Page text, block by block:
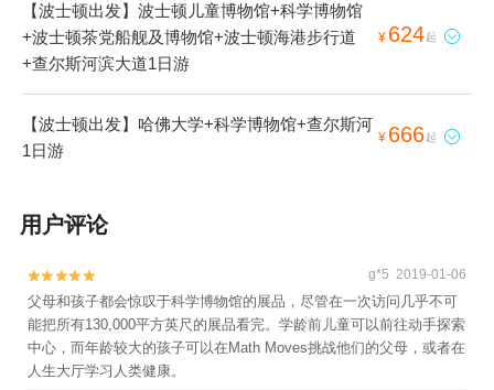
【波士顿出发】波士顿儿童博物馆+科学博物馆
+波士顿茶党船舰及博物馆+波士顿海港步行道
+查尔斯河滨大道1日游
¥ 624起 
【波士顿出发】哈佛大学+科学博物馆+查尔斯河
1日游
¥ 666起 
用户评论

 g*5 2019-01-06
父母和孩子都会惊叹于科学博物馆的展品，尽管在一次访问几乎不可
能把所有130,000平方英尺的展品看完。学龄前儿童可以前往动手探索
中心，而年龄较大的孩子可以在Math Moves挑战他们的父母，或者在
人生大厅学习人类健康。